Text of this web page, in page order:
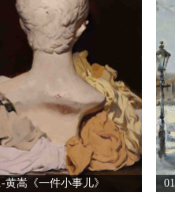
黄嵩《一件小事儿》